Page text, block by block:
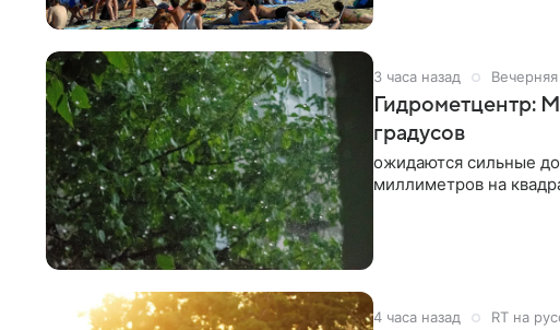
3 часа назад
Гидрометцентр:
градусов
ожидаются сильные
миллиметров на
4 часа назад RT на